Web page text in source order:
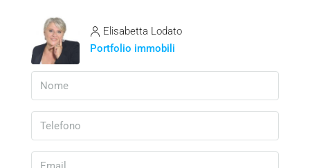
Elisabetta Lodato
Portfolio immobili